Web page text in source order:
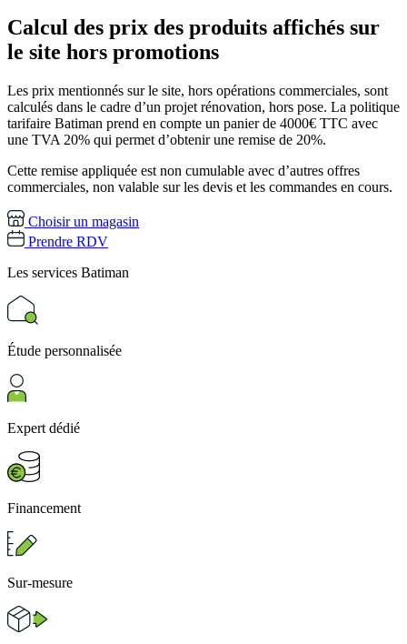
Calcul des prix des produits affichés sur
le site hors promotions
Les prix mentionnés sur le site, hors opérations commerciales, sont
calculés dans le cadre d’un projet rénovation, hors pose. La politique
tarifaire Batiman prend en compte un panier de 4000€ TTC avec
une TVA 20% qui permet d’obtenir une remise de 20%.
Cette remise appliquée est non cumulable avec d’autres offres
commerciales, non valable sur les devis et les commandes en cours.
Choisir un magasin
Prendre RDV
Les services Batiman
Étude personnalisée
Expert dédié
Financement
Sur-mesure